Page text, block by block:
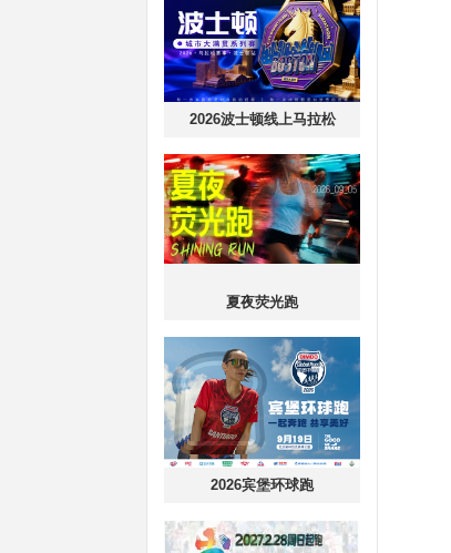
2026波士顿线上马拉松
夏夜荧光跑
2026宾堡环球跑